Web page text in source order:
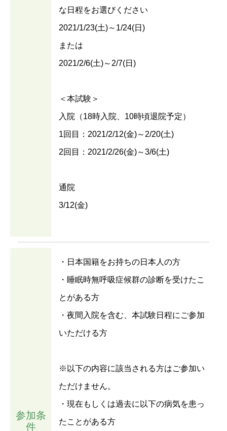
な日程をお選びください
2021/1/23(土)～1/24(日)
または
2021/2/6(土)～2/7(日)
＜本試験＞
入院（18時入院、10時頃退院予定）
1回目：2021/2/12(金)～2/20(土)
2回目：2021/2/26(金)～3/6(土)
通院
3/12(金)
参加条
件
・日本国籍をお持ちの日本人の方
・睡眠時無呼吸症候群の診断を受けたこ
とがある方
・夜間入院を含む、本試験日程にご参加
いただける方
※以下の内容に該当される方はご参加い
ただけません。
・現在もしくは過去に以下の病気を患っ
たことがある方